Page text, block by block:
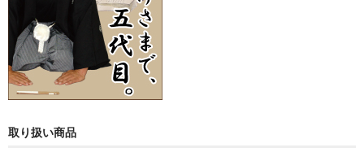
取り扱い商品